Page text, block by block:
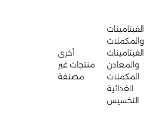
الفيتامينات
والمكملات
الفيتامينات
والمعادن
المكملات
الغذائية
التخسيس
أخرى
منتجات غير
مصنفة